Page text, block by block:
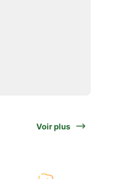
Voir plus